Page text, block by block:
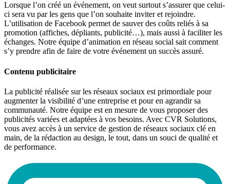
Lorsque l’on créé un événement, on veut surtout s’assurer que celui-
ci sera vu par les gens que l’on souhaite inviter et rejoindre.
L’utilisation de Facebook permet de sauver des coûts reliés à sa
promotion (affiches, dépliants, publicité…), mais aussi à faciliter les
échanges. Notre équipe d’animation en réseau social sait comment
s’y prendre afin de faire de votre événement un succès assuré.
Contenu publicitaire
La publicité réalisée sur les réseaux sociaux est primordiale pour
augmenter la visibilité d’une entreprise et pour en agrandir sa
communauté. Notre équipe est en mesure de vous proposer des
publicités variées et adaptées à vos besoins. Avec CVR Solutions,
vous avez accès à un service de gestion de réseaux sociaux clé en
main, de la rédaction au design, le tout, dans un souci de qualité et
de performance.